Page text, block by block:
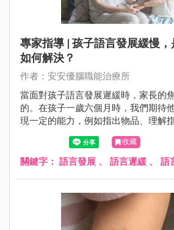
專家指導 | 孩子語言發展緩慢
如何解決？
作者：安安優腦職能治療所
當面對孩子語言發展遲緩時，家長的
的。在孩子一歲六個月時，我們期待
現一定的能力，例如指出物品、理解
達需求。然而，若孩子未達到這些里
困惑，擔心孩子的未來發展。
收藏
關鍵字： 語言發展 、 語言遲緩 、 語